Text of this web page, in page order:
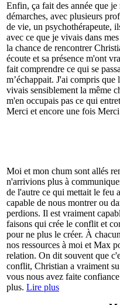
Enfin, ça fait des année que
démarches, avec plusieurs
de vie, un psychothérapeute,
avec ce que je vivais dans
la chance de rencontrer
écoute et sa présence m'ont
fait comprendre ce qui se
m’échappait. J'ai compris que
vivais sensiblement la même
m'en occupais pas ce qui
Merci et encore une fois Merci
Moi et mon chum sont allés
n'arrivions plus à
de l'autre ce qui mettait le feu
capable de nous montrer ou
perdions. Il est vraiment
faisons qui crée le conflit et
pour ne plus le créer. À
nos ressources à moi et Max
relation. On dit souvent que
conflit, Christian a vraiment
vous nous avez faite
plus. Lire plus